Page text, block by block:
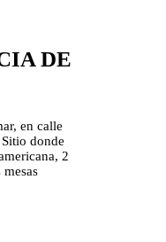
DE
en calle
donde
2